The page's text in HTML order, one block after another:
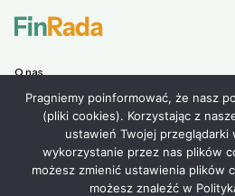
O nas
Pożyczki na raty
Pożyczki pozabankowe
FinOkazje
Kontakt
Pragniemy poinformować, że nasz
(pliki cookies). Korzystając z
ustawień Twojej przeglądarki
wykorzystanie przez nas plików
możesz zmienić ustawienia plików
możesz znaleźć w